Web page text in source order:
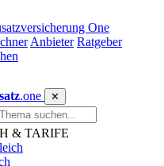
One
Anbieter Ratgeber
.one ✕
& TARIFE